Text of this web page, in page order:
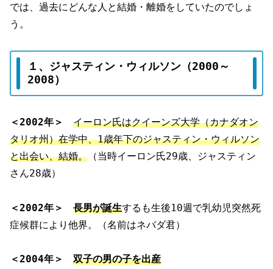
では、過去にどんな人と結婚・離婚をしていたのでしょ
う。
１、ジャスティン・ウィルソン（2000～
2008）
＜2002年＞
イーロン氏はクイーンズ大学（カナダオン
タリオ州）在学中、1歳年下のジャスティン・ウィルソン
と出会い、結婚。 （当時イーロン氏29歳、ジャスティン
さん28歳）
＜2002年＞ 長男が誕生するも生後10週で乳幼児突然死
症候群により他界。（名前はネバダ君）
＜2004年＞ 双子の男の子を出産